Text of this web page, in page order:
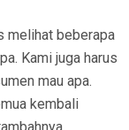
melihat beberapa
Kami juga harus
mau apa.
kembali